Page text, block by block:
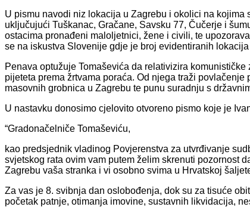
U pismu navodi niz lokacija u Zagrebu i okolici na
uključujući Tuškanac, Gračane, Savsku 77, Čučerje i
ostacima pronađeni maloljetnici, žene i civili, te
se na iskustva Slovenije gdje je broj evidentiranih
Penava optužuje Tomaševića da relativizira
pijeteta prema žrtvama poraća. Od njega traži
masovnih grobnica u Zagrebu te punu suradnju s
U nastavku donosimo cjelovito otvoreno pismo koje je
“Gradonačelniče Tomaševiću,
kao predsjednik vladinog Povjerenstva za utvrđivanje
svjetskog rata ovim vam putem želim skrenuti pozornost
Zagrebu vaša stranka i vi osobno svima u Hrvatskoj
Za vas je 8. svibnja dan oslobođenja, dok su za tisuće
početak patnje, otimanja imovine, sustavnih likvidacija,